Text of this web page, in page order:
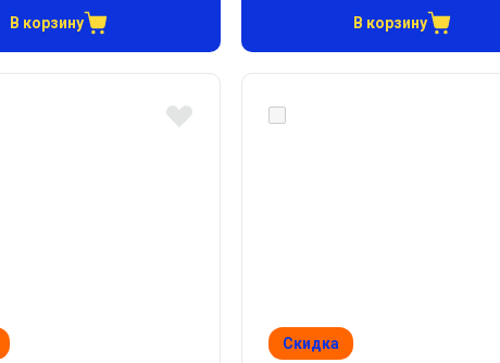
В корзину В корзину
Скидка